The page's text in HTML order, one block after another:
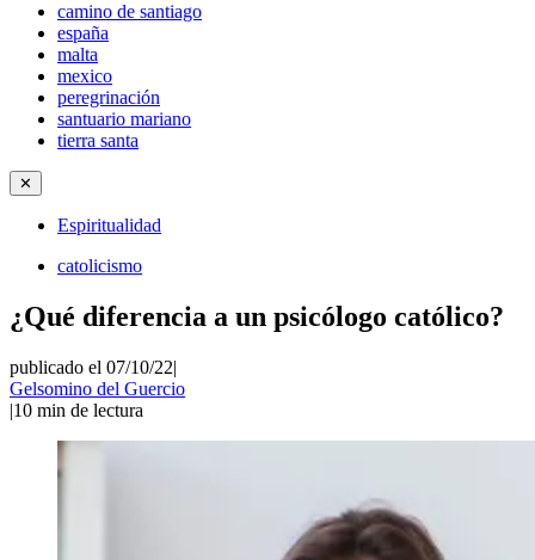
camino de santiago
españa
malta
mexico
peregrinación
santuario mariano
tierra santa
✕
Espiritualidad
catolicismo
¿Qué diferencia a un psicólogo católico?
publicado el 07/10/22|
Gelsomino del Guercio
|10 min de lectura